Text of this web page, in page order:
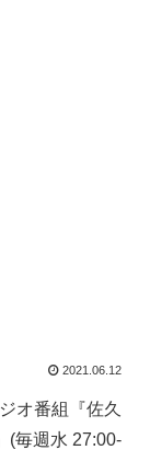
2021.06.12
オ番組『佐久
(毎週水 27:00-